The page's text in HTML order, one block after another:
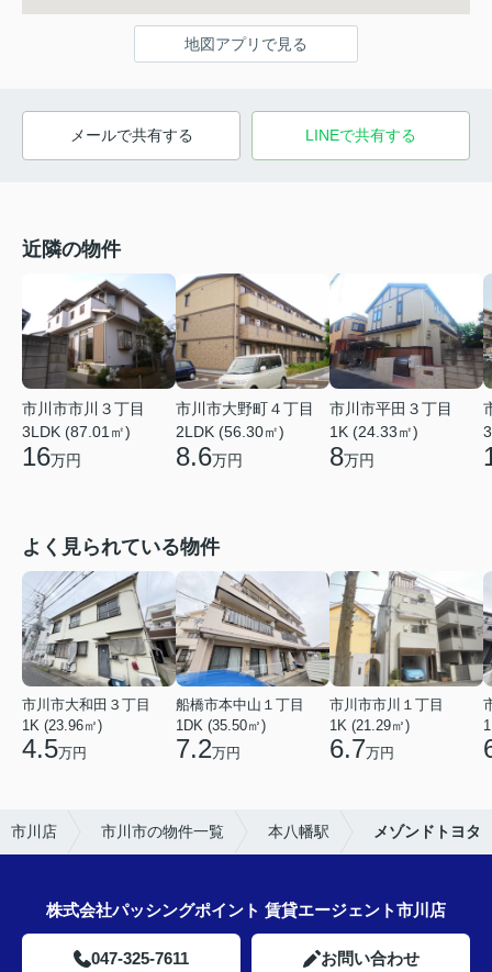
地図アプリで見る
メールで共有する LINEで共有する
近隣の物件
市川市市川３丁目
3LDK (87.01㎡)
16万円
市川市大野町４丁目
2LDK (56.30㎡)
8.6万円
市川市平田３丁目
1K (24.33㎡)
8万円
よく見られている物件
市川市大和田３丁目
1K (23.96㎡)
4.5万円
船橋市本中山１丁目
1DK (35.50㎡)
7.2万円
市川市市川１丁目
1K (21.29㎡)
6.7万円
市川店 市川市の物件一覧 本八幡駅 メゾンドトヨタ
株式会社パッシングポイント 賃貸エージェント市川店
047-325-7611 お問い合わせ